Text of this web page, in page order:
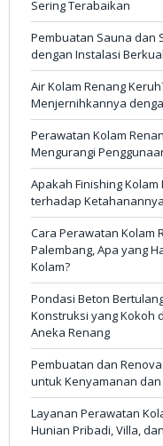
Sering Terabaikan
Pembuatan Sauna dan
dengan Instalasi
Air Kolam Renang
Menjernihkannya
Perawatan Kolam
Mengurangi
Apakah Finishing
terhadap
Cara Perawatan Kolam
Palembang, Apa yang
Kolam?
Pondasi Beton
Konstruksi yang Kokoh
Aneka Renang
Pembuatan dan
untuk Kenyamanan
Layanan Perawatan
Hunian Pribadi, Villa,